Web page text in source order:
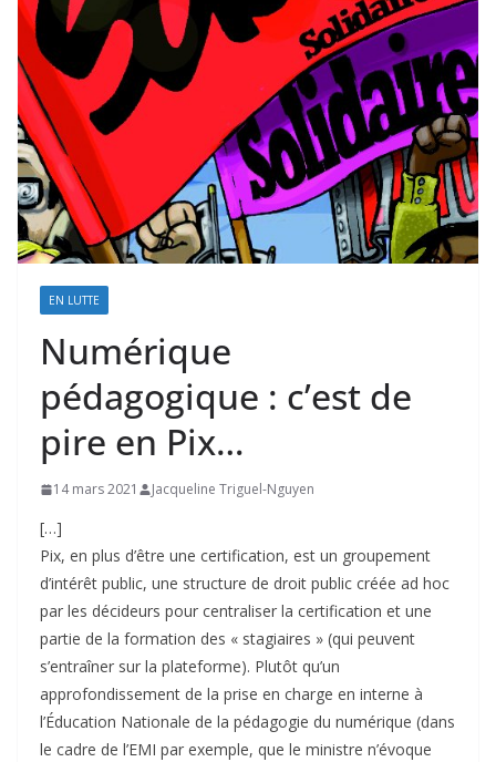
EN LUTTE
Numérique
pédagogique : c’est de
pire en Pix…
14 mars 2021 Jacqueline Triguel-Nguyen
[…]
Pix, en plus d’être une certification, est un groupement
d’intérêt public, une structure de droit public créée ad hoc
par les décideurs pour centraliser la certification et une
partie de la formation des « stagiaires » (qui peuvent
s’entraîner sur la plateforme). Plutôt qu’un
approfondissement de la prise en charge en interne à
l’Éducation Nationale de la pédagogie du numérique (dans
le cadre de l’EMI par exemple, que le ministre n’évoque